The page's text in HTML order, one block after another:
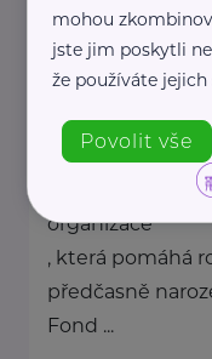
Nadační fond
narozené děti
Nadační fond
narozené děti
organizace
, která pomáhá
předčasně
Fond ...
mohou
jste jim poskytli
že používáte jejich
Povolit vše